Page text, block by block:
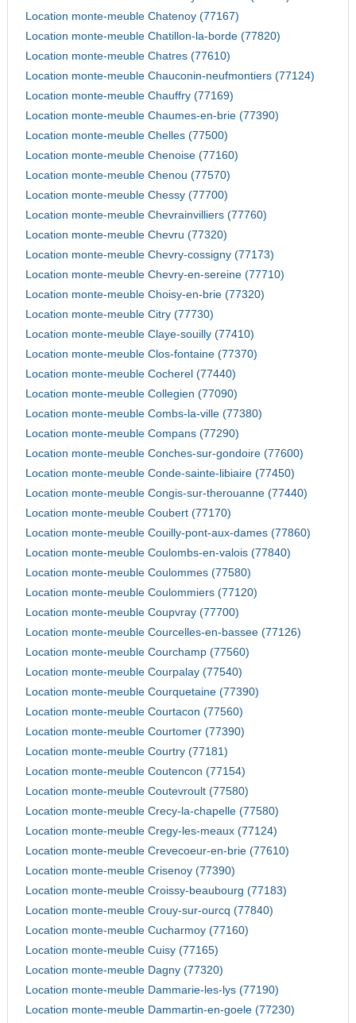
Location monte-meuble Chatenoy (77167)
Location monte-meuble Chatillon-la-borde (77820)
Location monte-meuble Chatres (77610)
Location monte-meuble Chauconin-neufmontiers (77124)
Location monte-meuble Chauffry (77169)
Location monte-meuble Chaumes-en-brie (77390)
Location monte-meuble Chelles (77500)
Location monte-meuble Chenoise (77160)
Location monte-meuble Chenou (77570)
Location monte-meuble Chessy (77700)
Location monte-meuble Chevrainvilliers (77760)
Location monte-meuble Chevru (77320)
Location monte-meuble Chevry-cossigny (77173)
Location monte-meuble Chevry-en-sereine (77710)
Location monte-meuble Choisy-en-brie (77320)
Location monte-meuble Citry (77730)
Location monte-meuble Claye-souilly (77410)
Location monte-meuble Clos-fontaine (77370)
Location monte-meuble Cocherel (77440)
Location monte-meuble Collegien (77090)
Location monte-meuble Combs-la-ville (77380)
Location monte-meuble Compans (77290)
Location monte-meuble Conches-sur-gondoire (77600)
Location monte-meuble Conde-sainte-libiaire (77450)
Location monte-meuble Congis-sur-therouanne (77440)
Location monte-meuble Coubert (77170)
Location monte-meuble Couilly-pont-aux-dames (77860)
Location monte-meuble Coulombs-en-valois (77840)
Location monte-meuble Coulommes (77580)
Location monte-meuble Coulommiers (77120)
Location monte-meuble Coupvray (77700)
Location monte-meuble Courcelles-en-bassee (77126)
Location monte-meuble Courchamp (77560)
Location monte-meuble Courpalay (77540)
Location monte-meuble Courquetaine (77390)
Location monte-meuble Courtacon (77560)
Location monte-meuble Courtomer (77390)
Location monte-meuble Courtry (77181)
Location monte-meuble Coutencon (77154)
Location monte-meuble Coutevroult (77580)
Location monte-meuble Crecy-la-chapelle (77580)
Location monte-meuble Cregy-les-meaux (77124)
Location monte-meuble Crevecoeur-en-brie (77610)
Location monte-meuble Crisenoy (77390)
Location monte-meuble Croissy-beaubourg (77183)
Location monte-meuble Crouy-sur-ourcq (77840)
Location monte-meuble Cucharmoy (77160)
Location monte-meuble Cuisy (77165)
Location monte-meuble Dagny (77320)
Location monte-meuble Dammarie-les-lys (77190)
Location monte-meuble Dammartin-en-goele (77230)